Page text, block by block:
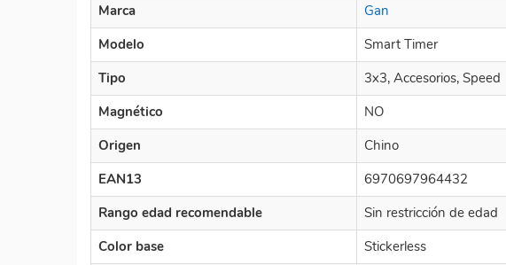
Marca
Gan
Modelo
Smart Timer
Tipo
3x3, Accesorios, Speed
Magnético
NO
Origen
Chino
EAN13
6970697964432
Rango edad recomendable
Sin restricción de edad
Color base
Stickerless